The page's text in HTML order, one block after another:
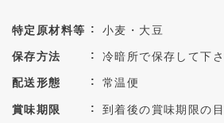
特定原材料等 小麦・大豆
保存方法 冷暗所で保存して下
配送形態 常温便
賞味期限 到着後の賞味期限の